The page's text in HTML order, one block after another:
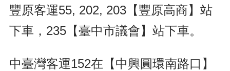
豐原客運55, 202, 203【豐原高商】站
下車，235【臺中市議會】站下車。
中臺灣客運152在【中興圓環南路口】